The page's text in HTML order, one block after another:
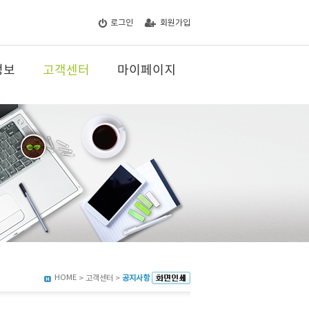
로그인 회원가입
보 고객센터 마이페이지
HOME > 고객센터 > 공지사항